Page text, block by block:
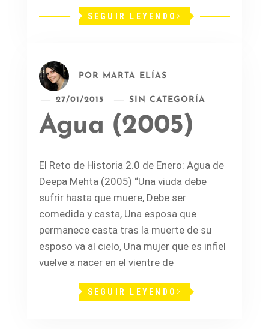
SEGUIR LEYENDO
POR MARTA ELÍAS
27/01/2015 SIN CATEGORÍA
Agua (2005)
El Reto de Historia 2.0 de Enero: Agua de
Deepa Mehta (2005) “Una viuda debe
sufrir hasta que muere, Debe ser
comedida y casta, Una esposa que
permanece casta tras la muerte de su
esposo va al cielo, Una mujer que es infiel
vuelve a nacer en el vientre de
SEGUIR LEYENDO